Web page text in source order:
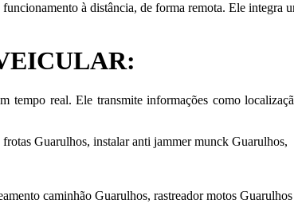
à distância, de forma remota. Ele integra
real. Ele transmite informações como
Guarulhos, instalar anti jammer munck Guarulhos,
caminhão Guarulhos, rastreador motos Guarulhos